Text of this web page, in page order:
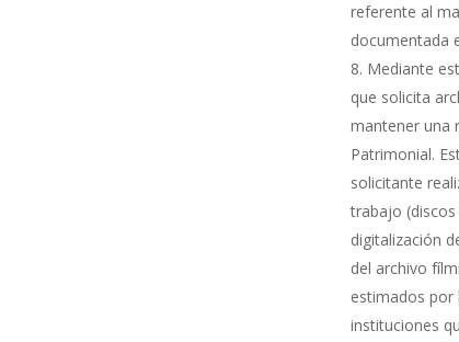
referente al
documentada
Mediante
que solicita
mantener una
Patrimonial.
solicitante
trabajo
digitalización
del archivo
estimados por
instituciones